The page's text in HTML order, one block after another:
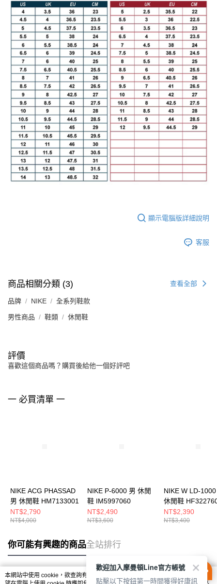
顯示電腦版詳細說明
客服
商品相關分類 (3) 查看全部
品牌 NIKE 全系列鞋款
男性商品 鞋類 休閒鞋
評價
喜歡這個商品嗎？購買後給他一個好評吧
一 必買清單 一
NIKE ACG PHASSAD
男 休閒鞋 HM7133001
NT$2,790
NT$4,000
NIKE P-6000 男 休閒
鞋 IM5997060
NT$2,490
NT$3,600
NIKE W LD-
休閒鞋
NT$2,390
NT$3,400
你可能有興趣的商品全站排行
本網站中使用 cookie，欲查詢有關本網站使用 cookie 方式之詳情，及若您不希
歡迎加入摩曼頓Line官方帳號
點擊以下按鈕第一時間獲得好康訊